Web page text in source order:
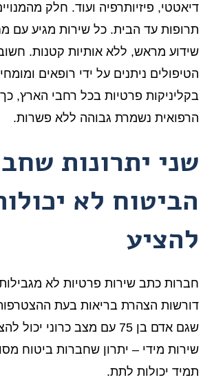
דיאטטי, פיזיותרפיה ועוד. חלק
תרופות עד הבית. כל שירות מגיע עם
שידוע מראש, ללא אותיות קטנות.
הטיפולים ניתנים על ידי רופאים
בקליניקות פרטיות בכל רחבי הארץ,
הרפואית נשמרת גבוהה ללא פשרות.
שני יתרונות
הביטוח לא
להציע
חברות כתב שירות פרטיות לא
דורשות הצהרת בריאות בעת
שגם אדם בן 75 עם מצב כרוני
שירות מידי – יתרון שחברות ביטוח
תמיד יכולות לתת.